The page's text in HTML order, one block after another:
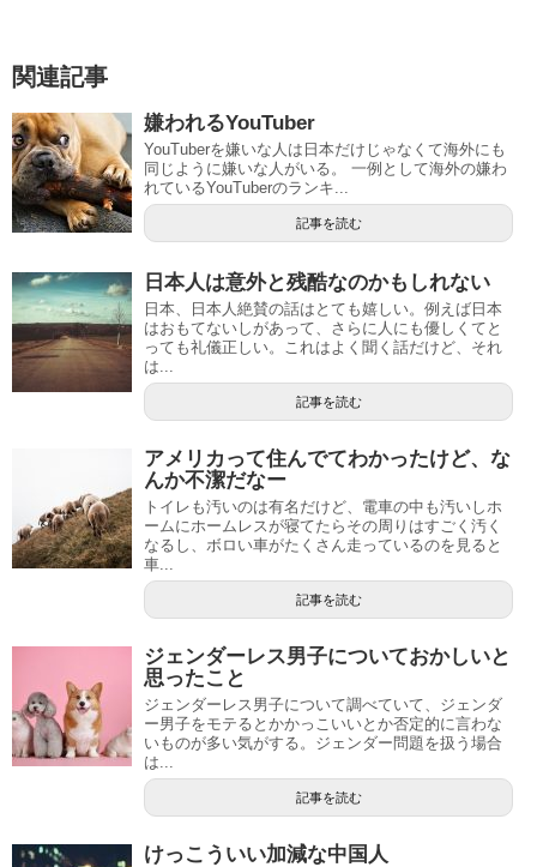
関連記事
嫌われるYouTuber
YouTuberを嫌いな人は日本だけじゃなくて海外にも
同じように嫌いな人がいる。 一例として海外の嫌わ
れているYouTuberのランキ...
記事を読む
日本人は意外と残酷なのかもしれない
日本、日本人絶賛の話はとても嬉しい。例えば日本
はおもてないしがあって、さらに人にも優しくてと
っても礼儀正しい。これはよく聞く話だけど、それ
は...
記事を読む
アメリカって住んでてわかったけど、な
んか不潔だなー
トイレも汚いのは有名だけど、電車の中も汚いしホ
ームにホームレスが寝てたらその周りはすごく汚く
なるし、ボロい車がたくさん走っているのを見ると
車...
記事を読む
ジェンダーレス男子についておかしいと
思ったこと
ジェンダーレス男子について調べていて、ジェンダ
ー男子をモテるとかかっこいいとか否定的に言わな
いものが多い気がする。ジェンダー問題を扱う場合
は...
記事を読む
けっこういい加減な中国人